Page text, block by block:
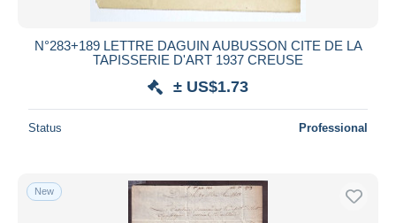
N°283+189 LETTRE DAGUIN AUBUSSON CITE DE LA
TAPISSERIE D'ART 1937 CREUSE
± US$1.73
Status Professional
New